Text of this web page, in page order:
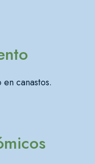
canastos.